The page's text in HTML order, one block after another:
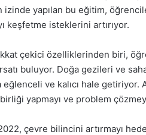
izinde yapılan bu eğitim,
keşfetme isteklerini artırıyor.
çekici özelliklerinden biri,
buluyor. Doğa gezileri ve
ve kalıcı hale getiriyor.
yapmayı ve problem
çevre bilincini artırmayı